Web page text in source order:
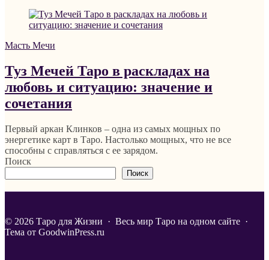
Масть Мечи
Туз Мечей Таро в раскладах на
любовь и ситуацию: значение и
сочетания
Первый аркан Клинков – одна из самых мощных по
энергетике карт в Таро. Настолько мощных, что не все
способны с справляться с ее зарядом.
Поиск
Поиск
© 2026 Таро для Жизни · Весь мир Таро на одном сайте ·
Тема от GoodwinPress.ru